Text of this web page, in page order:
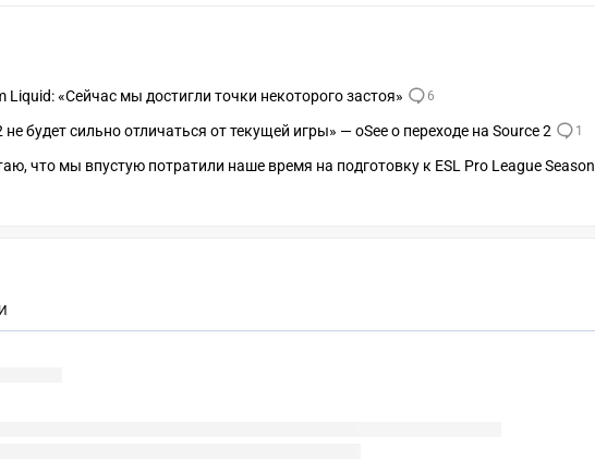
Liquid: «Сейчас мы достигли точки некоторого застоя» 6
не будет сильно отличаться от текущей игры» — oSee о переходе на Source 2 1
что мы впустую потратили наше время на подготовку к ESL Pro League Season